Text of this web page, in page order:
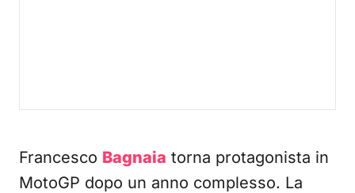
Francesco Bagnaia torna protagonista in
MotoGP dopo un anno complesso. La